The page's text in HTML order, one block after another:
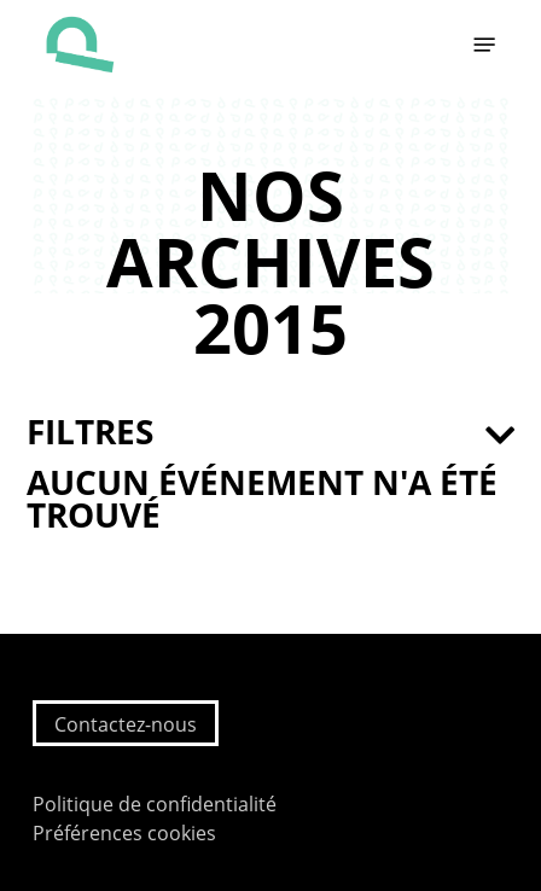
NOS
ARCHIVES
2015
AUCUN ÉVÉNEMENT N'A ÉTÉ
TROUVÉ
FILTRES
Contactez-nous
Politique de confidentialité
Préférences cookies